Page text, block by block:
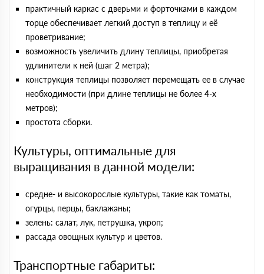
практичный каркас с дверьми и форточками в каждом
торце обеспечивает легкий доступ в теплицу и её
проветривание;
возможность увеличить длину теплицы, приобретая
удлинители к ней (шаг 2 метра);
конструкция теплицы позволяет перемещать ее в случае
необходимости (при длине теплицы не более 4-х
метров);
простота сборки.
Культуры, оптимальные для
выращивания в данной модели:
средне- и высокорослые культуры, такие как томаты,
огурцы, перцы, баклажаны;
зелень: салат, лук, петрушка, укроп;
рассада овощных культур и цветов.
Транспортные габариты: